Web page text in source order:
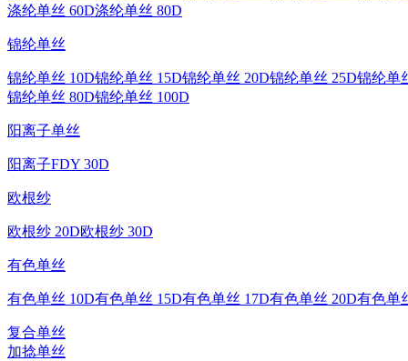
涤纶单丝 60D涤纶单丝 80D
锦纶单丝
锦纶单丝 10D锦纶单丝 15D锦纶单丝 20D锦纶单丝 25D锦纶单
锦纶单丝 80D锦纶单丝 100D
阳离子单丝
阳离子FDY 30D
欧根纱
欧根纱 20D欧根纱 30D
有色单丝
有色单丝 10D有色单丝 15D有色单丝 17D有色单丝 20D有色单
复合单丝
加捻单丝